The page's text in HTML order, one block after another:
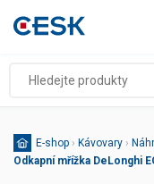
E-shop › Kávovary ›
Odkapní mřížka DeLonghi